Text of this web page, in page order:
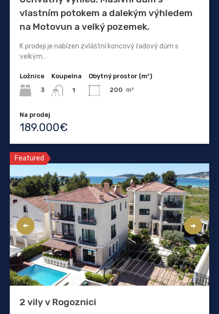
vlastním potokem a dalekým výhledem
na Motovun a velký pozemek.
K prodeji je nabízen zvláštní koncový řadový dům s
velkým…
Ložnice
3
Koupelna
1
Obytný prostor (m²)
200 m²
Na prodej
189.000€
Featured
2 vily v Rogoznici